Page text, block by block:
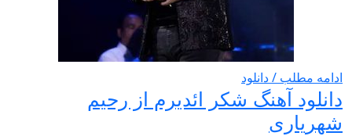
ادامه مطلب / دانلود
دانلود آهنگ شکر ائدیرم از رحیم
شهریاری